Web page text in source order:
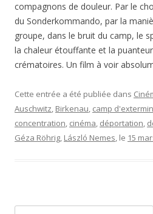
compagnons de douleur. Par le
du Sonderkommando, par la
groupe, dans le bruit du camp, le
la chaleur étouffante et la
crématoires. Un film à voir
Cette entrée a été publiée dans
Auschwitz, Birkenau, camp
concentration, cinéma, déportation,
Géza Röhrig, László Nemes, le 15